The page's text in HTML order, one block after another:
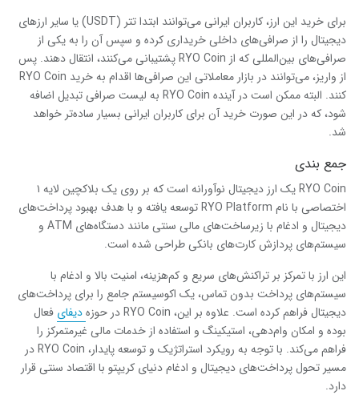
برای خرید این ارز، کاربران ایرانی می‌توانند ابتدا تتر (USDT) یا سایر ارزهای
دیجیتال را از صرافی‌های داخلی خریداری کرده و سپس آن را به یکی از
صرافی‌های بین‌المللی که از RYO Coin پشتیبانی می‌کنند، انتقال دهند. پس
از واریز، می‌توانند در بازار معاملاتی این صرافی‌ها اقدام به خرید RYO Coin
کنند. البته ممکن است در آینده RYO Coin به لیست صرافی تبدیل اضافه
شود، که در این صورت خرید آن برای کاربران ایرانی بسیار ساده‌تر خواهد
شد.
جمع بندی
RYO Coin یک ارز دیجیتال نوآورانه است که بر روی یک بلاکچین لایه ۱
اختصاصی با نام RYO Platform توسعه یافته و با هدف بهبود پرداخت‌های
دیجیتال و ادغام با زیرساخت‌های مالی سنتی مانند دستگاه‌های ATM و
سیستم‌های پردازش کارت‌های بانکی طراحی شده است.
این ارز با تمرکز بر تراکنش‌های سریع و کم‌هزینه، امنیت بالا و ادغام با
سیستم‌های پرداخت بدون تماس، یک اکوسیستم جامع را برای پرداخت‌های
دیجیتال فراهم کرده است. علاوه بر این، RYO Coin در حوزه
دیفای فعال
بوده و امکان وام‌دهی، استیکینگ و استفاده از خدمات مالی غیرمتمرکز را
فراهم می‌کند. با توجه به رویکرد استراتژیک و توسعه پایدار، RYO Coin در
مسیر تحول پرداخت‌های دیجیتال و ادغام دنیای کریپتو با اقتصاد سنتی قرار
دارد.